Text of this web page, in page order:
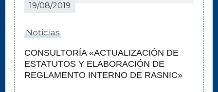
19/08/2019
Noticias
CONSULTORÍA «ACTUALIZACIÓN DE
ESTATUTOS Y ELABORACIÓN DE
REGLAMENTO INTERNO DE RASNIC»